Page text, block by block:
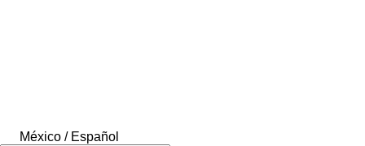
México / Español